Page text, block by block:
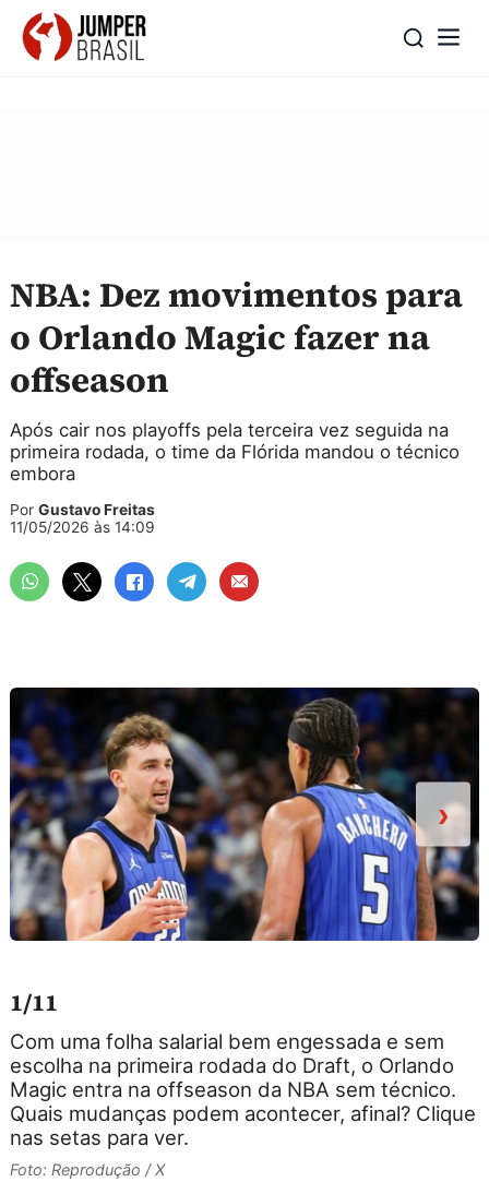
NBA: Dez movimentos para
o Orlando Magic fazer na
offseason
Após cair nos playoffs pela terceira vez seguida na
primeira rodada, o time da Flórida mandou o técnico
embora
Por Gustavo Freitas
11/05/2026 às 14:09
1/11
Com uma folha salarial bem engessada e sem
escolha na primeira rodada do Draft, o Orlando
Magic entra na offseason da NBA sem técnico.
Quais mudanças podem acontecer, afinal? Clique
nas setas para ver.
Foto: Reprodução / X
›